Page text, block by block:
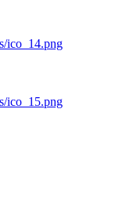
ico_14.png
ico_15.png